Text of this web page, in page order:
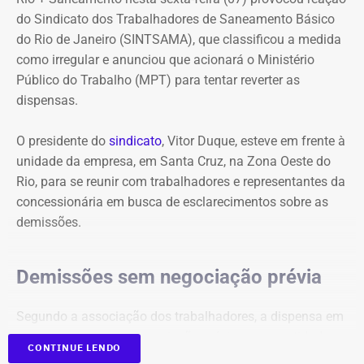
orientações das equipes que atuam nas estações e nos
trens
do Sindicato dos Trabalhadores de Saneamento Básico
do Rio de Janeiro (SINTSAMA), que classificou a medida
como irregular e anunciou que acionará o Ministério
Público do Trabalho (MPT) para tentar reverter as
dispensas.
O presidente do sindicato, Vitor Duque, esteve em frente à
unidade da empresa, em Santa Cruz, na Zona Oeste do
Rio, para se reunir com trabalhadores e representantes da
concessionária em busca de esclarecimentos sobre as
demissões.
Demissões sem negociação prévia
Segundo a associação dos trabalhadores, a dispensa em
massa ocorreu sem negociação prévia com a entidade, o
CONTINUE LENDO